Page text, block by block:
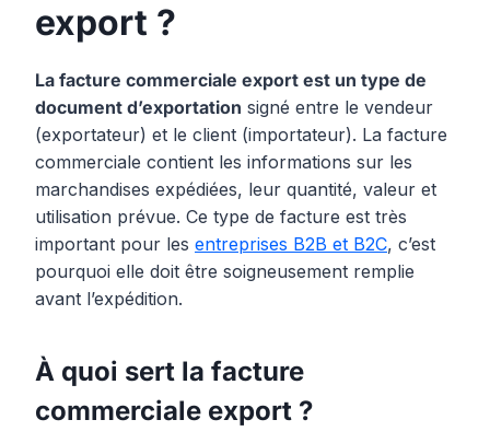
export ?
La facture commerciale export est un type de
document d’exportation signé entre le vendeur
(exportateur) et le client (importateur). La facture
commerciale contient les informations sur les
marchandises expédiées, leur quantité, valeur et
utilisation prévue. Ce type de facture est très
important pour les entreprises B2B et B2C, c’est
pourquoi elle doit être soigneusement remplie
avant l’expédition.
À quoi sert la facture
commerciale export ?